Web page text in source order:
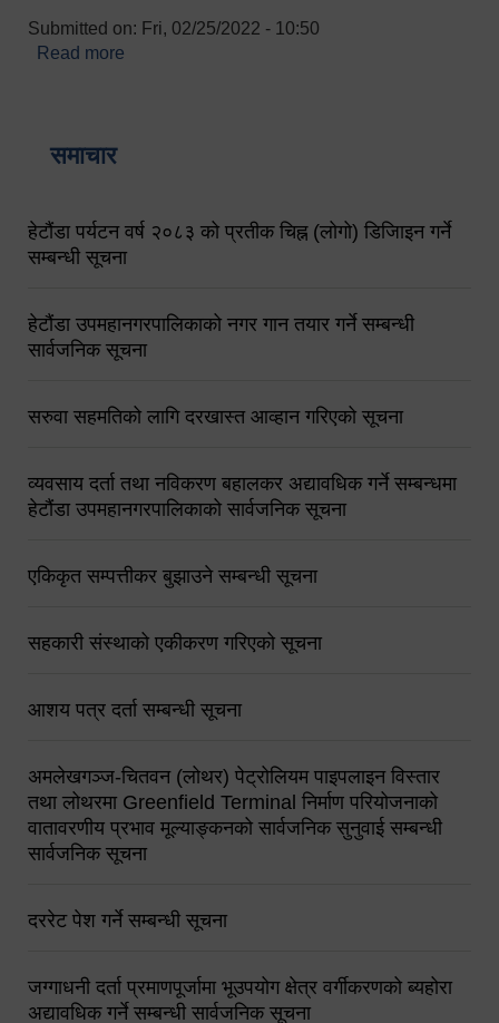
Submitted on: Fri, 02/25/2022 - 10:50
Read more
समाचार
हेटौंडा पर्यटन वर्ष २०८३ को प्रतीक चिह्न (लोगो) डिजिाइन गर्ने
सम्बन्धी सूचना
हेटौंडा उपमहानगरपालिकाको नगर गान तयार गर्ने सम्बन्धी
सार्वजनिक सूचना
सरुवा सहमतिको लागि दरखास्त आव्हान गरिएको सूचना
व्यवसाय दर्ता तथा नविकरण बहालकर अद्यावधिक गर्ने सम्बन्धमा
हेटौंडा उपमहानगरपालिकाको सार्वजनिक सूचना
एकिकृत सम्पत्तीकर बुझाउने सम्बन्धी सूचना
सहकारी संस्थाको एकीकरण गरिएको सूचना
आशय पत्र दर्ता सम्बन्धी सूचना
अमलेखगञ्ज-चितवन (लोथर) पेट्रोलियम पाइपलाइन विस्तार
तथा लोथरमा Greenfield Terminal निर्माण परियोजनाको
वातावरणीय प्रभाव मूल्याङ्कनको सार्वजनिक सुनुवाई सम्बन्धी
सार्वजनिक सूचना
दररेट पेश गर्ने सम्बन्धी सूचना
जग्गाधनी दर्ता प्रमाणपूर्जामा भूउपयोग क्षेत्र वर्गीकरणको ब्यहोरा
अद्यावधिक गर्ने सम्बन्धी सार्वजनिक सूचना